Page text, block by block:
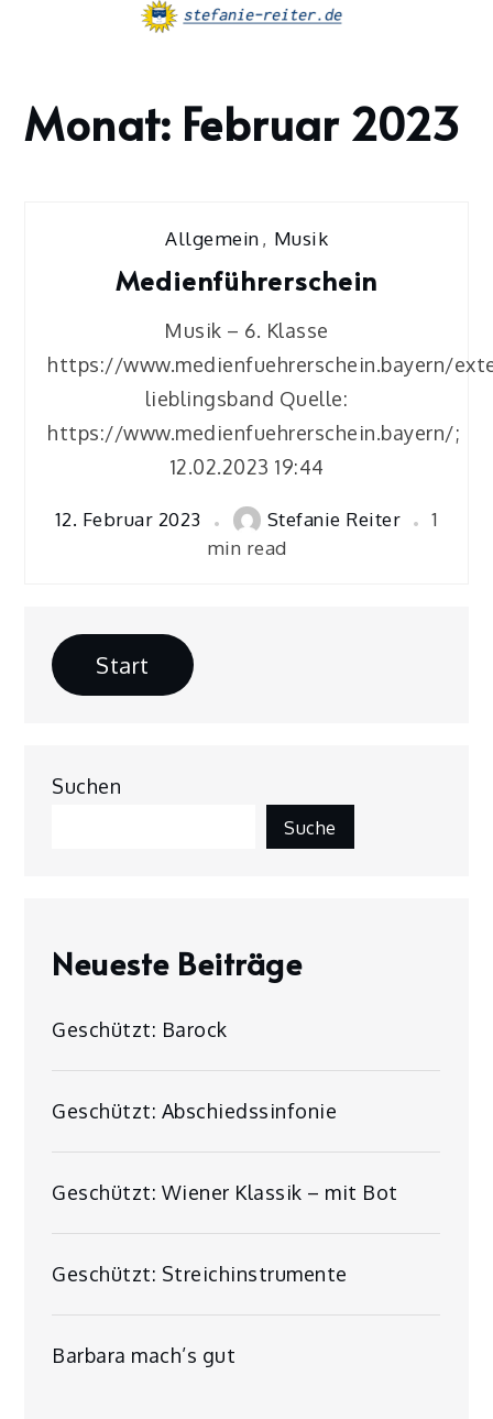
Home
2023
Monat: Februar 2023
Allgemein, Musik
Medienführerschein
Musik – 6. Klasse
https://www.medienfuehrerschein.bayern/
lieblingsband Quelle:
https://www.medienfuehrerschein.bayern/;
12.02.2023 19:44
12. Februar 2023 Stefanie Reiter
1
min read
Start
Suchen
Suche
Neueste Beiträge
Geschützt: Barock
Geschützt: Abschiedssinfonie
Geschützt: Wiener Klassik – mit Bot
Geschützt: Streichinstrumente
Barbara mach’s gut